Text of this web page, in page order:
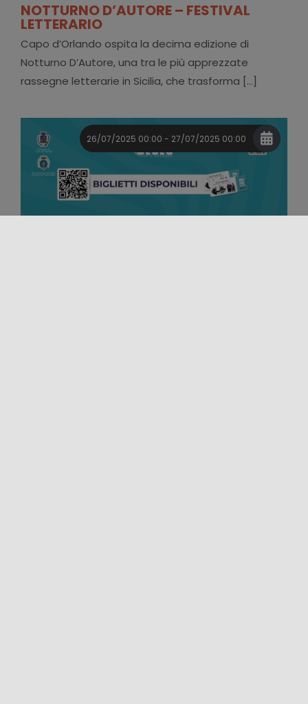
NOTTURNO D’AUTORE – FESTIVAL
LETTERARIO
Capo d’Orlando ospita la decima edizione di
Notturno D’Autore, una tra le più apprezzate
rassegne letterarie in Sicilia, che trasforma [...]
26/07/2025 00:00 - 27/07/2025 00:00